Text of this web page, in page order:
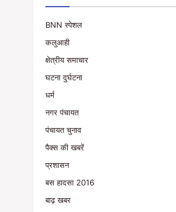
BNN स्पेशल
कलुआही
क्षेत्रीय समाचार
घटना दुर्घटना
धर्म
नगर पंचायत
पंचायत चुनाव
पैक्स की खबरें
प्रशासन
बस हादसा 2016
बाढ़ खबर